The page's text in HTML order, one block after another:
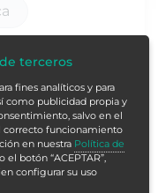
a la Toxina
Clínicas
Vitoria-Gasteiz
terceros
fines analíticos y para
como publicidad propia y
salvo en el
correcto funcionamiento
en nuestra Política de
el botón “ACEPTAR”,
configurar su uso